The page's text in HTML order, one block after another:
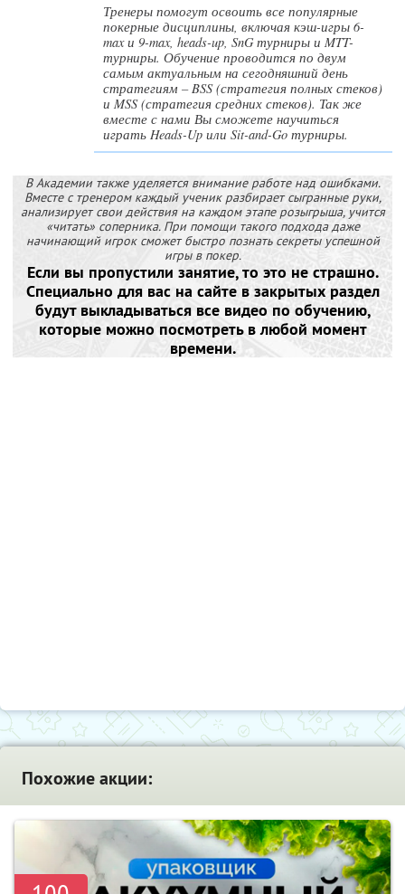
Тренеры помогут освоить все популярные
покерные дисциплины, включая кэш-игры 6-
max и 9-max, heads-up, SnG турниры и MTT-
турниры. Обучение проводится по двум
самым актуальным на сегодняшний день
стратегиям – BSS (стратегия полных стеков)
и MSS (стратегия средних стеков). Так же
вместе с нами Вы сможете научиться
играть Heads-Up или Sit-and-Go турниры.
В Академии также уделяется внимание работе над ошибками.
Вместе с тренером каждый ученик разбирает сыгранные руки,
анализирует свои действия на каждом этапе розыгрыша, учится
«читать» соперника. При помощи такого подхода даже
начинающий игрок сможет быстро познать секреты успешной
игры в покер.
Если вы пропустили занятие, то это не страшно.
Специально для вас на сайте в закрытых раздел
будут выкладываться все видео по обучению,
которые можно посмотреть в любой момент
времени.
Похожие акции: